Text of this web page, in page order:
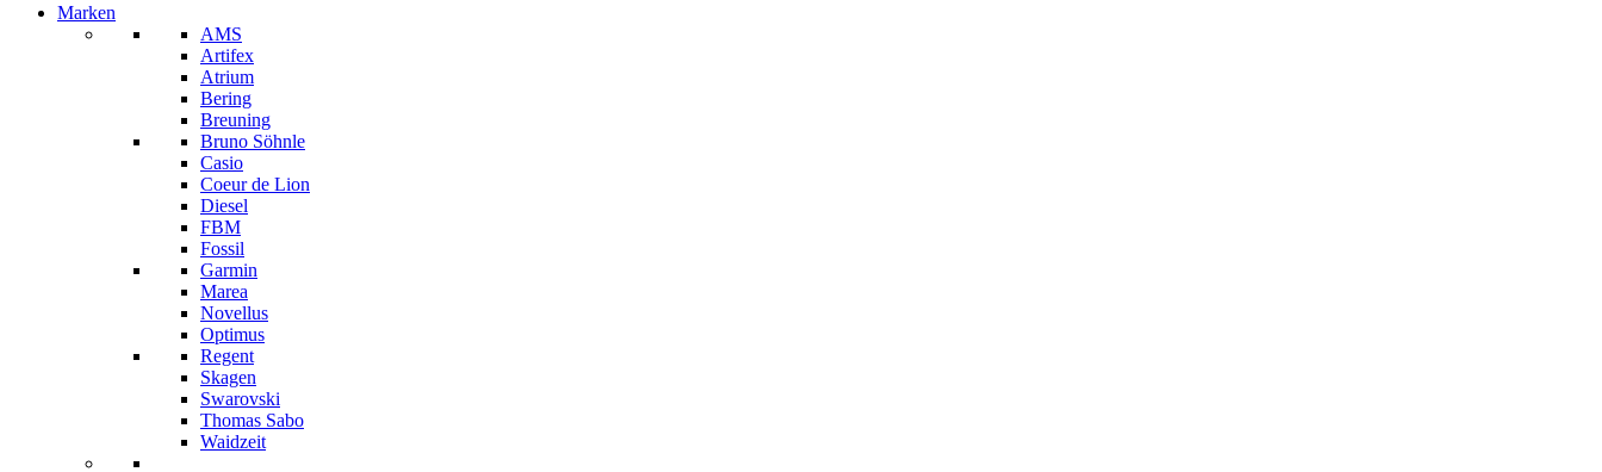
Marken
AMS
Artifex
Atrium
Bering
Breuning
Bruno Söhnle
Casio
Coeur de Lion
Diesel
FBM
Fossil
Garmin
Marea
Novellus
Optimus
Regent
Skagen
Swarovski
Thomas Sabo
Waidzeit